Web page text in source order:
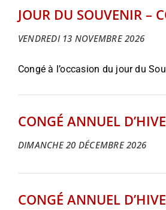
JOUR DU SOUVENIR –
VENDREDI 13 NOVEMBRE 2026
Congé à l’occasion du jour du
CONGÉ ANNUEL
DIMANCHE 20 DÉCEMBRE 2026
CONGÉ ANNUEL